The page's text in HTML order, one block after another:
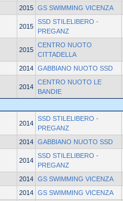
2015 GS SWIMMING VICENZA
2015
SSD STILELIBERO -
PREGANZ
2015
CENTRO NUOTO
CITTADELLA
2014 GABBIANO NUOTO SSD
2014
CENTRO NUOTO LE
BANDIE
2014
SSD STILELIBERO -
PREGANZ
2014 GABBIANO NUOTO SSD
2014
SSD STILELIBERO -
PREGANZ
2014 GS SWIMMING VICENZA
2014 GS SWIMMING VICENZA